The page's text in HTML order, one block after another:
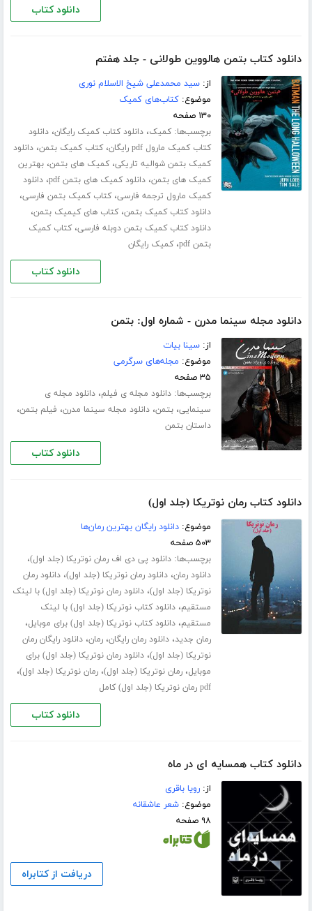
دانلود کتاب
دانلود کتاب بتمن هالووین طولانی - جلد هفتم
از:سید محمدعلی شیخ الاسلام نوری
موضوع:کتاب‌های کمیک
۱۳۰ صفحه
برچسب‌ها:کمیک،دانلود کتاب کمیک رایگان،دانلود
کتاب کمیک مارول pdf رایگان
،کتاب کمیک بتمن،دانلود
کمیک بتمن شوالیه تاریکی،کمیک های بتمن،بهترین
کمیک های بتمن،دانلود کمیک های بتمن pdf ،دانلود
کمیک مارول ترجمه فارسی،کتاب کمیک بتمن فارسی،
دانلود کتاب کمیک بتمن،کتاب های کیمیک بتمن،
دانلود کتاب کمیک بتمن دوبله فارسی،کتاب کمیک
بتمن pdf
،کمیک رایگان
دانلود کتاب
دانلود مجله سینما مدرن - شماره اول: بتمن
از:سینا بیات
موضوع: مجله‌های سرگرمی
۳۵ صفحه
برچسب‌ها:دانلود مجله ی فیلم،دانلود مجله ی
سینمایی،بتمن،دانلود مجله سینما مدرن، فیلم بتمن،
داستان بتمن
دانلود کتاب
دانلود کتاب رمان نوتریکا (جلد اول)
موضوع:دانلود رایگان بهترین رمان‌ها
۵۰۳ صفحه
برچسب‌ها:دانلود پی دی اف رمان نوتریکا (جلد اول)،
دانلود رمان،دانلود رمان نوتریکا (جلد اول)،دانلود رمان
نوتریکا (جلد اول)،دانلود رمان نوتریکا (جلد اول) با لینک
مستقیم،دانلود کتاب نوتریکا (جلد اول) با لینک
مستقیم،دانلود کتاب نوتریکا (جلد اول) برای موبایل،
رمان جدید،دانلود رمان رایگان،رمان،دانلود رایگان رمان
نوتریکا (جلد اول)،دانلود رمان نوتریکا (جلد اول) برای
موبایل،رمان نوتریکا (جلد اول)،رمان نوتریکا (جلد اول)،
pdf رمان نوتریکا (جلد اول) کامل
دانلود کتاب
دانلود کتاب همسایه ای در ماه
از:رویا باقری
موضوع:شعر عاشقانه
۹۸ صفحه
دریافت از کتابراه